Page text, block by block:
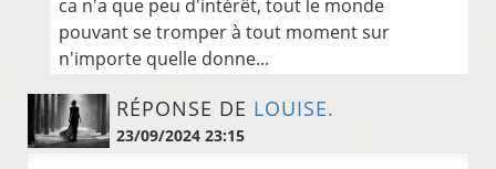
ca n'a que peu d'intérêt, tout le monde
pouvant se tromper à tout moment sur
n'importe quelle donne...
RÉPONSE DE LOUISE.
23/09/2024 23:15